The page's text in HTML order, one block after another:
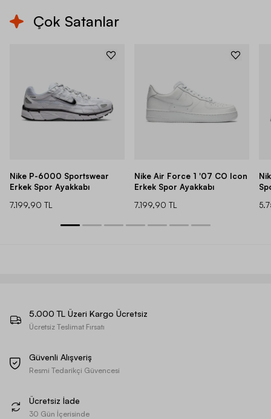
Çok Satanlar
Nike P-6000 Sportswear
Erkek Spor Ayakkabı
7.199,90 TL
Nike Air Force 1 '07 CO Icon
Erkek Spor Ayakkabı
7.199,90 TL
5.000 TL Üzeri Kargo Ücretsiz
Ücretsiz Teslimat Fırsatı
Güvenli Alışveriş
Resmi Tedarikçi Güvencesi
Ücretsiz İade
30 Gün İçerisinde